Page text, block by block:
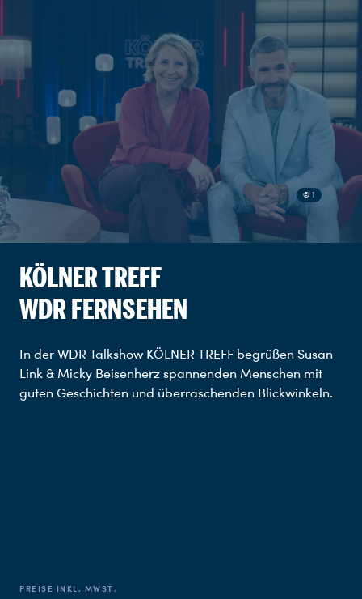
© 1
KÖLNER TREFF
WDR FERNSEHEN
In der WDR Talkshow KÖLNER TREFF begrüßen Susan
Link & Micky Beisenherz spannenden Menschen mit
guten Geschichten und überraschenden Blickwinkeln.
PREISE INKL. MWST.